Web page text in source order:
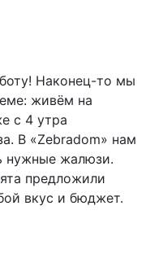
Наконец-то мы
живём на
с 4 утра
В «Zebradom» нам
нужные жалюзи.
предложили
вкус и бюджет.